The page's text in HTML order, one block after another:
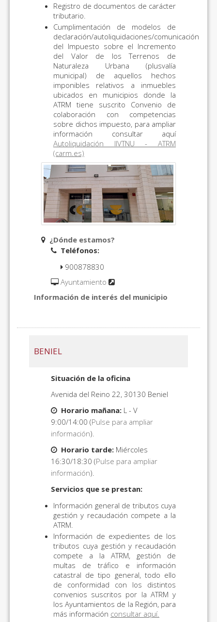
Registro de documentos de carácter
tributario.
Cumplimentación de modelos de
declaración/autoliquidaciones/comunicación
del Impuesto sobre el Incremento
del Valor de los Terrenos de
Naturaleza Urbana (plusvalía
municipal) de aquellos hechos
imponibles relativos a inmuebles
ubicados en municipios donde la
ATRM tiene suscrito Convenio de
colaboración con competencias
sobre dichos impuesto, para ampliar
información consultar aquí
Autoliquidación IIVTNU - ATRM
(carm.es)
¿Dónde estamos?
Teléfonos:
900878830
Ayuntamiento
Información de interés del municipio
BENIEL
Situación de la oficina
Avenida del Reino 22, 30130 Beniel
Horario mañana: L - V
9:00/14:00 (Pulse para ampliar
información).
Horario tarde: Miércoles
16:30/18:30 (Pulse para ampliar
información).
Servicios que se prestan:
Información general de tributos cuya
gestión y recaudación compete a la
ATRM.
Información de expedientes de los
tributos cuya gestión y recaudación
compete a la ATRM, gestión de
multas de tráfico e información
catastral de tipo general, todo ello
de conformidad con los distintos
convenios suscritos por la ATRM y
los Ayuntamientos de la Región, para
más información consultar aquí.